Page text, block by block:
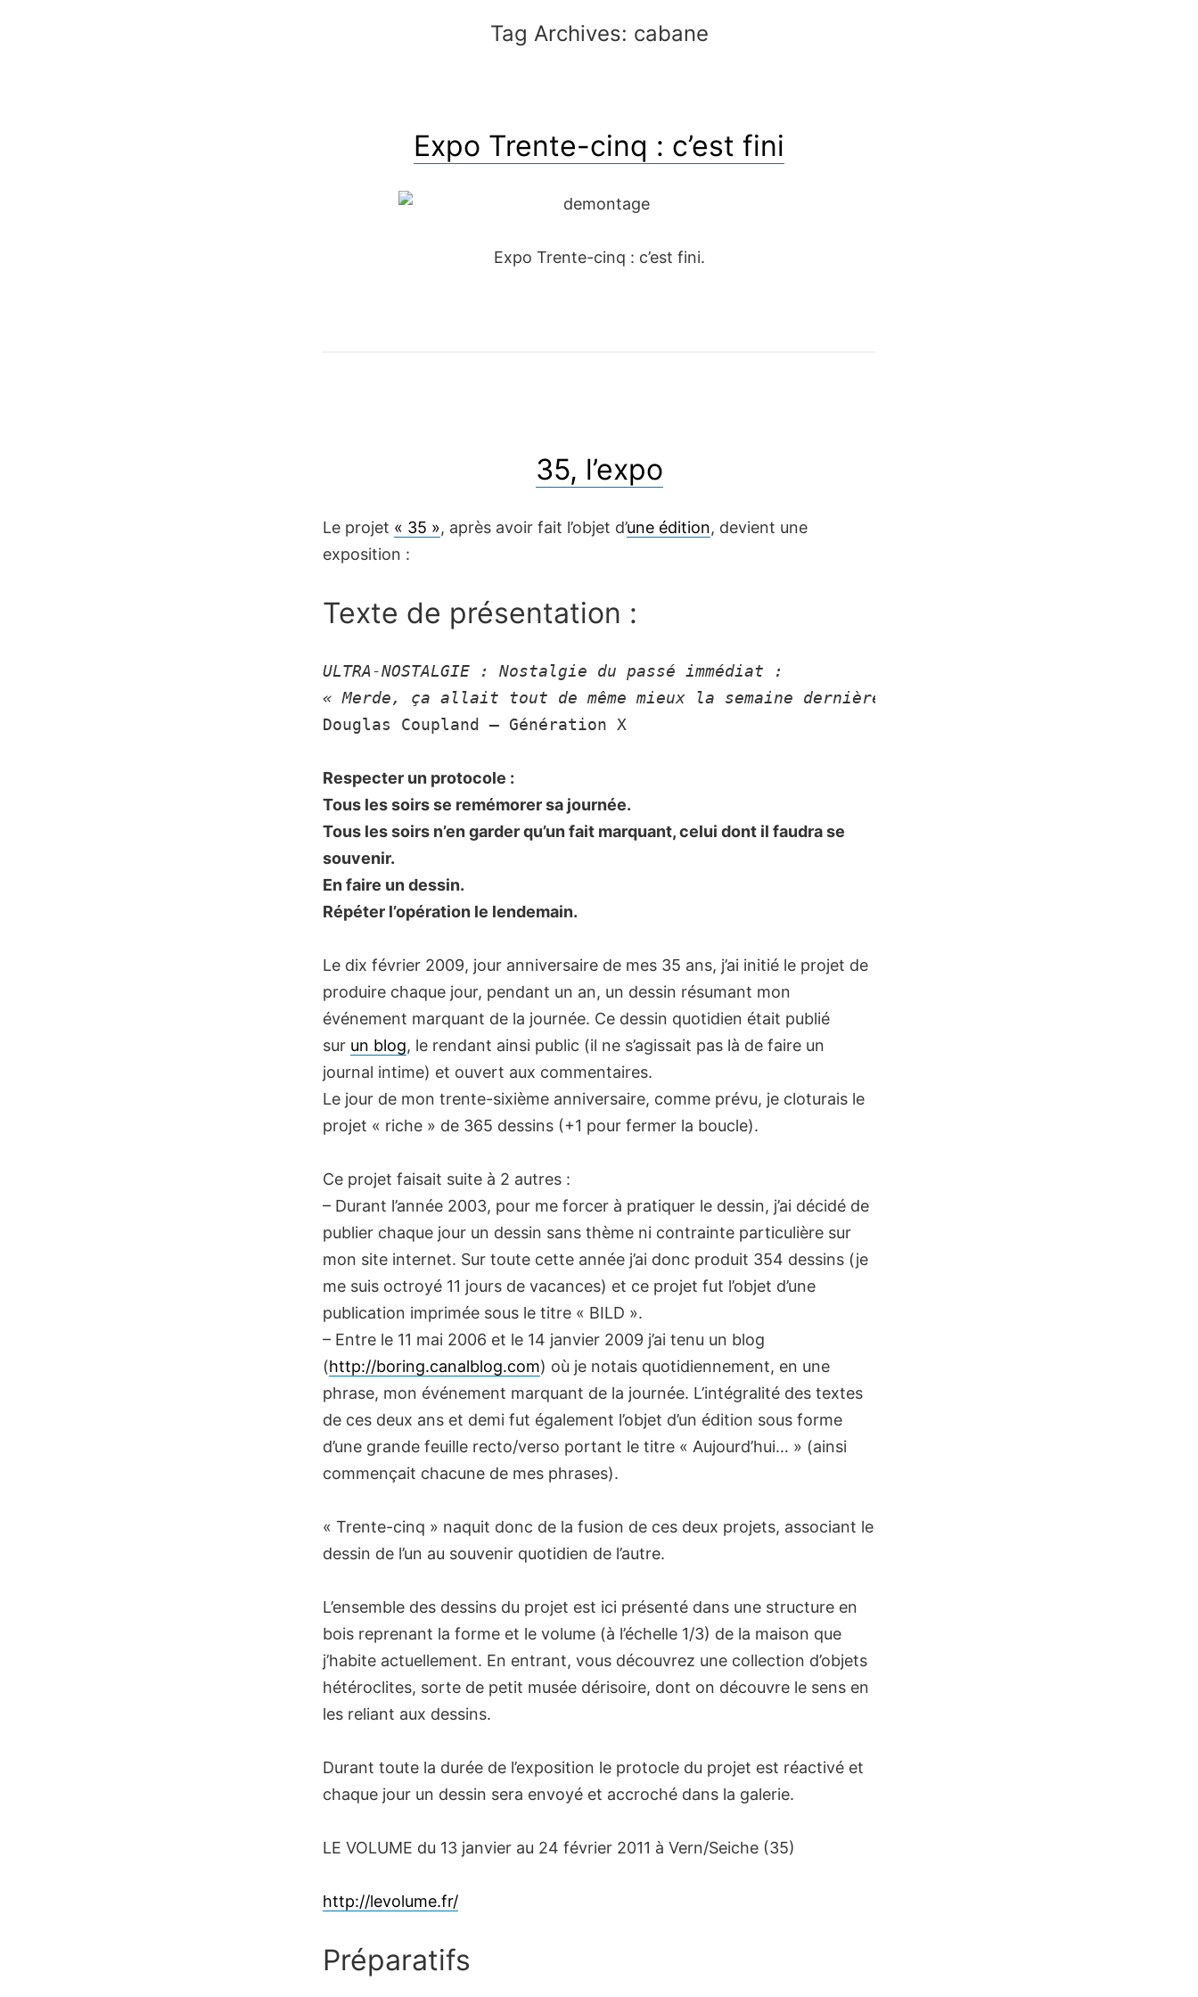
Tag Archives: cabane
Expo Trente-cinq : c’est fini
Expo Trente-cinq : c’est fini.
35, l’expo
Le projet « 35 », après avoir fait l’objet d’une édition, devient une
exposition :
Texte de présentation :
ULTRA-NOSTALGIE : Nostalgie du passé immédiat :
« Merde, ça allait tout de même mieux la semaine dernière. »
Douglas Coupland – Génération X
Respecter un protocole :
Tous les soirs se remémorer sa journée.
Tous les soirs n’en garder qu’un fait marquant, celui dont il faudra se
souvenir.
En faire un dessin.
Répéter l’opération le lendemain.
Le dix février 2009, jour anniversaire de mes 35 ans, j’ai initié le projet de
produire chaque jour, pendant un an, un dessin résumant mon
événement marquant de la journée. Ce dessin quotidien était publié
sur un blog, le rendant ainsi public (il ne s’agissait pas là de faire un
journal intime) et ouvert aux commentaires.
Le jour de mon trente-sixième anniversaire, comme prévu, je cloturais le
projet « riche » de 365 dessins (+1 pour fermer la boucle).
Ce projet faisait suite à 2 autres :
– Durant l’année 2003, pour me forcer à pratiquer le dessin, j’ai décidé de
publier chaque jour un dessin sans thème ni contrainte particulière sur
mon site internet. Sur toute cette année j’ai donc produit 354 dessins (je
me suis octroyé 11 jours de vacances) et ce projet fut l’objet d’une
publication imprimée sous le titre « BILD ».
– Entre le 11 mai 2006 et le 14 janvier 2009 j’ai tenu un blog
(http://boring.canalblog.com) où je notais quotidiennement, en une
phrase, mon événement marquant de la journée. L’intégralité des textes
de ces deux ans et demi fut également l’objet d’un édition sous forme
d’une grande feuille recto/verso portant le titre « Aujourd’hui… » (ainsi
commençait chacune de mes phrases).
« Trente-cinq » naquit donc de la fusion de ces deux projets, associant le
dessin de l’un au souvenir quotidien de l’autre.
L’ensemble des dessins du projet est ici présenté dans une structure en
bois reprenant la forme et le volume (à l’échelle 1/3) de la maison que
j’habite actuellement. En entrant, vous découvrez une collection d’objets
hétéroclites, sorte de petit musée dérisoire, dont on découvre le sens en
les reliant aux dessins.
Durant toute la durée de l’exposition le protocle du projet est réactivé et
chaque jour un dessin sera envoyé et accroché dans la galerie.
LE VOLUME du 13 janvier au 24 février 2011 à Vern/Seiche (35)
http://levolume.fr/
Préparatifs